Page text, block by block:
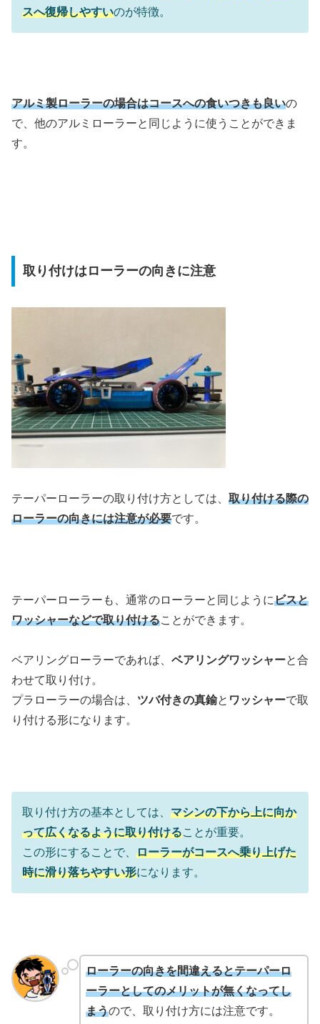
スへ復帰しやすいのが特徴。
アルミ製ローラーの場合はコースへの食いつきも良いの
で、他のアルミローラーと同じように使うことができま
す。
取り付けはローラーの向きに注意
テーパーローラーの取り付け方としては、 取り付ける際の
ローラーの向きには注意が必要です。
テーパーローラーも、通常のローラーと同じようにビスと
ワッシャーなどで取り付けることができます。
ベアリングローラーであれば、 ベアリングワッシャーと合
わせて取り付け。
プラローラーの場合は、 ツバ付きの真鍮と ワッシャーで取
り付ける形になります。
取り付け方の基本としては、 マシンの下から上に向か
って広くなるように取り付けることが重要。
この形にすることで、 ローラーがコースへ乗り上げた
時に滑り落ちやすい形になります。
ローラーの向きを間違えるとテーパーロ
ーラーとしてのメリットが無くなってし
まうので、取り付け方には注意です。